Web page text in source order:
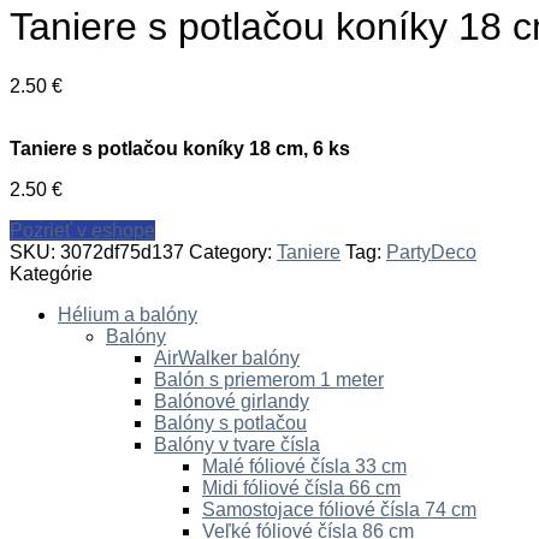
Taniere s potlačou koníky 18
2.50 €
Taniere s potlačou koníky 18 cm, 6 ks
2.50 €
Pozrieť v eshope
SKU: 3072df75d137 Category: Taniere Tag: PartyDeco
Kategórie
Hélium a balóny
Balóny
AirWalker balóny
Balón s priemerom 1 meter
Balónové girlandy
Balóny s potlačou
Balóny v tvare čísla
Malé fóliové čísla 33 cm
Midi fóliové čísla 66 cm
Samostojace fóliové čísla 74 cm
Veľké fóliové čísla 86 cm